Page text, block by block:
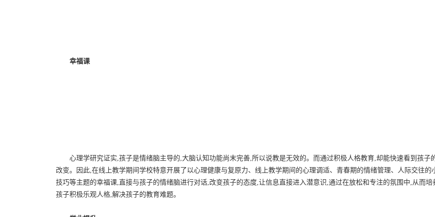
幸福课
心理学研究证实,孩子是情绪脑主导的,大脑认知功能尚末完善,所以说教是无效的。而通过积极人格教育,却能快速看到孩子
改变。因此,在线上教学期间学校特意开展了以心理健康与复原力、线上教学期间的心理调适、青春期的情绪管理、人际交往的
技巧等主题的幸福课,直接与孩子的情绪脑进行对话,改变孩子的态度,让信息直接进入潜意识,通过在放松和专注的氛围中,从而培
孩子积极乐观人格,解决孩子的教育难题。